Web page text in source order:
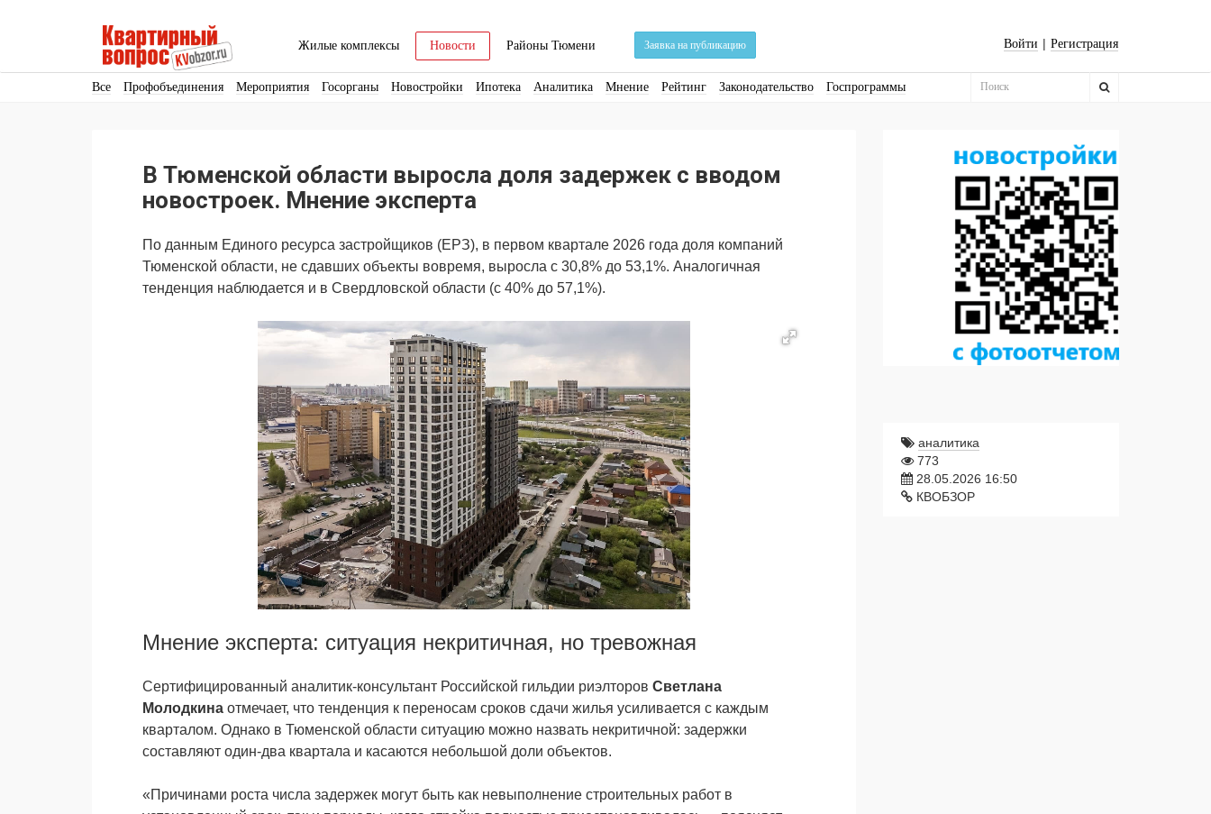
Жилые комплексы Новости Районы Тюмени Заявка на публикацию Войти | Регистрация
Все Профобъединения Мероприятия Госорганы Новостройки Ипотека Аналитика Мнение Рейтинг Законодательство Госпрограммы
В Тюменской области выросла доля задержек с вводом
новостроек. Мнение эксперта
По данным Единого ресурса застройщиков (ЕРЗ), в первом квартале 2026 года доля компаний
Тюменской области, не сдавших объекты вовремя, выросла с 30,8% до 53,1%. Аналогичная
тенденция наблюдается и в Свердловской области (с 40% до 57,1%).
Мнение эксперта: ситуация некритичная, но тревожная
Сертифицированный аналитик-консультант Российской гильдии риэлторов Светлана
Молодкина отмечает, что тенденция к переносам сроков сдачи жилья усиливается с каждым
кварталом. Однако в Тюменской области ситуацию можно назвать некритичной: задержки
составляют один-два квартала и касаются небольшой доли объектов.
«Причинами роста числа задержек могут быть как невыполнение строительных работ в
аналитика
773
28.05.2026 16:50
КВОБЗОР